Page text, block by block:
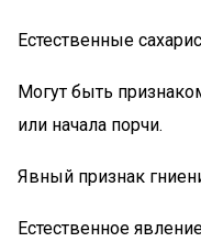
Естественные
Могут быть
или начала порчи.
Явный признак
Естественное